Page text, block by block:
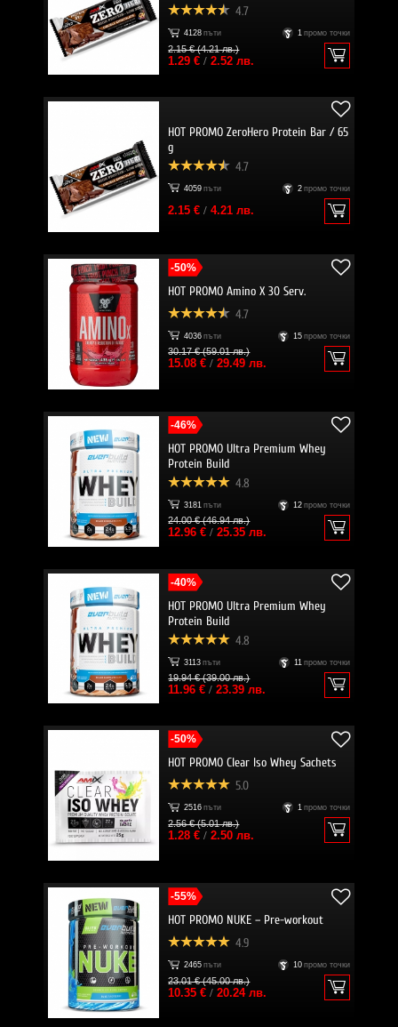
4.7
4128 пъти 1 промо точки
2.15 € (4.21 лв.)
1.29 €/ 2.52 лв.
HOT PROMO ZeroHero Protein Bar / 65
g
4.7
4059 пъти 2 промо точки
2.15 €/ 4.21 лв.
-50%
HOT PROMO Amino X 30 Serv.
4.7
4036 пъти 15 промо точки
30.17 € (59.01 лв.)
15.08 €/ 29.49 лв.
-46%
HOT PROMO Ultra Premium Whey
Protein Build
4.8
3181 пъти 12 промо точки
24.00 € (46.94 лв.)
12.96 €/ 25.35 лв.
-40%
HOT PROMO Ultra Premium Whey
Protein Build
4.8
3113 пъти 11 промо точки
19.94 € (39.00 лв.)
11.96 €/ 23.39 лв.
-50%
HOT PROMO Clear Iso Whey Sachets
5.0
2516 пъти 1 промо точки
2.56 € (5.01 лв.)
1.28 €/ 2.50 лв.
-55%
HOT PROMO NUKE – Pre-workout
4.9
2465 пъти 10 промо точки
23.01 € (45.00 лв.)
10.35 €/ 20.24 лв.